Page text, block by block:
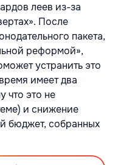
леев из-за
После
пакета,
реформой»,
устранить это
имеет два
что это не
и снижение
бюджет, собранных